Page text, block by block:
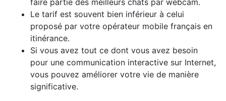
faire partie des meilleurs chats par webcam.
Le tarif est souvent bien inférieur à celui
proposé par votre opérateur mobile français en
itinérance.
Si vous avez tout ce dont vous avez besoin
pour une communication interactive sur Internet,
vous pouvez améliorer votre vie de manière
significative.